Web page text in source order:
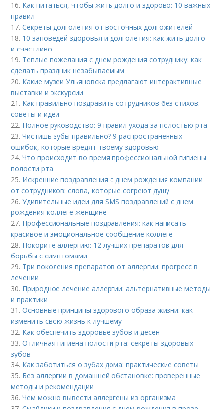
16. Как питаться, чтобы жить долго и здорово: 10 важных
правил
17.Секреты долголетия от восточных долгожителей
18. 10 заповедей здоровья и долголетия: как жить долго
и счастливо
19. Теплые пожелания с днем рождения сотруднику: как
сделать праздник незабываемым
20. Какие музеи Ульяновска предлагают интерактивные
выставки и экскурсии
21. Как правильно поздравить сотрудников без стихов:
советы и идеи
22. Полное руководство: 9 правил ухода за полостью рта
23.Чистишь зубы правильно? 9 распространённых
ошибок, которые вредят твоему здоровью
24.Что происходит во время профессиональной гигиены
полости рта
25. Искренние поздравления с днем рождения компании
от сотрудников: слова, которые согреют душу
26.Удивительные идеи для SMS поздравлений с днем
рождения коллеге женщине
27. Профессиональные поздравления: как написать
красивое и эмоциональное сообщение коллеге
28. Покорите аллергию: 12 лучших препаратов для
борьбы с симптомами
29. Три поколения препаратов от аллергии: прогресс в
лечении
30. Природное лечение аллергии: альтернативные методы
и практики
31.Основные принципы здорового образа жизни: как
изменить свою жизнь к лучшему
32. Как обеспечить здоровье зубов и дёсен
33.Отличная гигиена полости рта: секреты здоровых
зубов
34. Как заботиться о зубах дома: практические советы
35. Без аллергии в домашней обстановке: проверенные
методы и рекомендации
36.Чем можно вывести аллергены из организма